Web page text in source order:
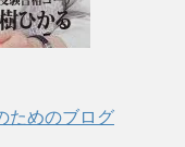
ためのブログ